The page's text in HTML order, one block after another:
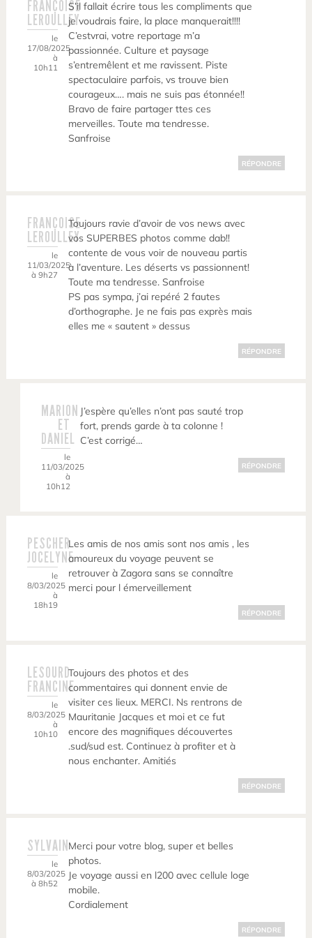
FRANÇOISE
LEROULLEY
le
17/08/2025
à
10h11
S’il fallait écrire tous les compliments que
je voudrais faire, la place manquerait!!!!
C’estvrai, votre reportage m’a
passionnée. Culture et paysage
s’entremêlent et me ravissent. Piste
spectaculaire parfois, vs trouve bien
courageux…. mais ne suis pas étonnée!!
Bravo de faire partager ttes ces
merveilles. Toute ma tendresse.
Sanfroise
RÉPONDRE
FRANÇOISE
LEROULLEY
le
11/03/2025
à 9h27
Toujours ravie d’avoir de vos news avec
vos SUPERBES photos comme dab!!
contente de vous voir de nouveau partis
à l’aventure. Les déserts vs passionnent!
Toute ma tendresse. Sanfroise
PS pas sympa, j’ai repéré 2 fautes
d’orthographe. Je ne fais pas exprès mais
elles me « sautent » dessus
RÉPONDRE
MARION
ET
DANIEL
le
11/03/2025
à
10h12
J’espère qu’elles n’ont pas sauté trop
fort, prends garde à ta colonne !
C’est corrigé…
RÉPONDRE
PESCHER
JOCELYNE
le
8/03/2025
à
18h19
Les amis de nos amis sont nos amis , les
amoureux du voyage peuvent se
retrouver à Zagora sans se connaître
merci pour l émerveillement
RÉPONDRE
LESOURD
FRANCINE
le
8/03/2025
à
10h10
Toujours des photos et des
commentaires qui donnent envie de
visiter ces lieux. MERCI. Ns rentrons de
Mauritanie Jacques et moi et ce fut
encore des magnifiques découvertes
.sud/sud est. Continuez à profiter et à
nous enchanter. Amitiés
RÉPONDRE
SYLVAIN
le
8/03/2025
à 8h52
Merci pour votre blog, super et belles
photos.
Je voyage aussi en l200 avec cellule loge
mobile.
Cordialement
RÉPONDRE